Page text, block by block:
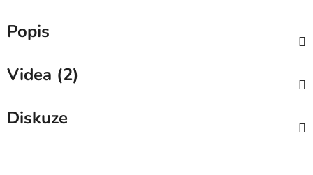
Popis
Videa (2)
Diskuze